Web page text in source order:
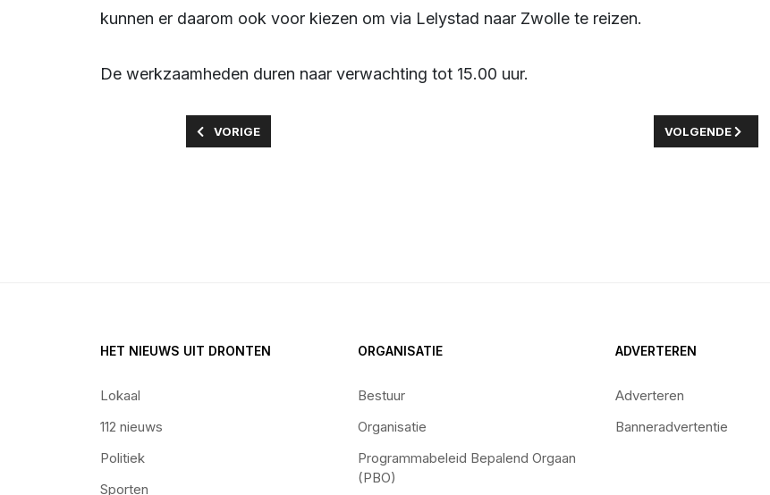
kunnen er daarom ook voor kiezen om via Lelystad naar Zwolle te reizen.
De werkzaamheden duren naar verwachting tot 15.00 uur.
VORIG ARTIKEL: MUSEUM BATAVIALAND TOONT TOEKOMST BATAVIA MET INSPIRERENDE
VORIGE VOLGENDE
VOLGENDE
HET NIEUWS UIT DRONTEN
Lokaal
112 nieuws
Politiek
Sporten
ORGANISATIE
Bestuur
Organisatie
Programmabeleid Bepalend Orgaan
(PBO)
ADVERTEREN
Adverteren
Banneradvertentie